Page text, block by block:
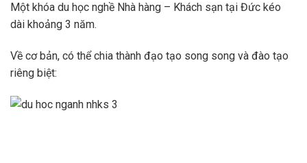
Một khóa du học nghề Nhà hàng – Khách sạn tại Đức kéo
dài khoảng 3 năm.
Về cơ bản, có thể chia thành đạo tạo song song và đào tạo
riêng biệt: